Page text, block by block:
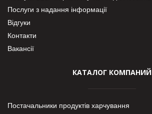
Послуги з надання інформації
Відгуки
Контакти
Вакансії
КАТАЛОГ КОМПАНИЙ
Постачальники продуктів харчування